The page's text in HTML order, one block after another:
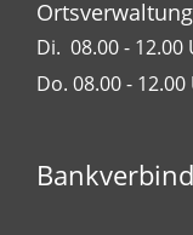
Di. 08.00 - 12.00
Do. 08.00 -